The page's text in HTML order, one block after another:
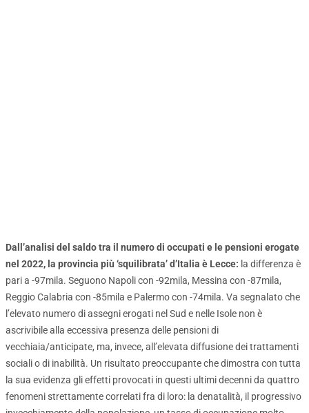
Dall’analisi del saldo tra il numero di occupati e le pensioni erogate
nel 2022, la provincia più ‘squilibrata’ d’Italia è Lecce: la differenza è
pari a -97mila. Seguono Napoli con -92mila, Messina con -87mila,
Reggio Calabria con -85mila e Palermo con -74mila. Va segnalato che
l’elevato numero di assegni erogati nel Sud e nelle Isole non è
ascrivibile alla eccessiva presenza delle pensioni di
vecchiaia/anticipate, ma, invece, all’elevata diffusione dei trattamenti
sociali o di inabilità. Un risultato preoccupante che dimostra con tutta
la sua evidenza gli effetti provocati in questi ultimi decenni da quattro
fenomeni strettamente correlati fra di loro: la denatalità, il progressivo